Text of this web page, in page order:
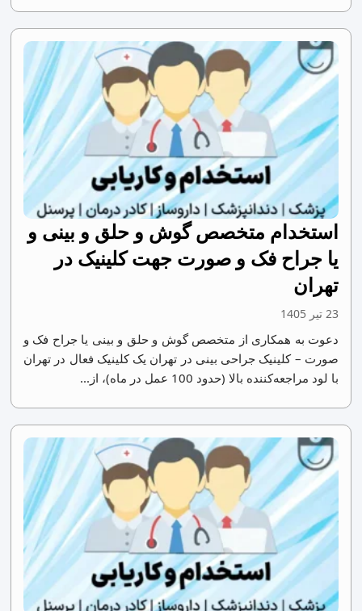
استخدام متخصص گوش و حلق و بینی و
یا جراح فک و صورت جهت کلینیک در
تهران
23 تیر 1405
دعوت به همکاری از متخصص گوش و حلق و بینی یا جراح فک و
صورت – کلینیک جراحی بینی در تهران یک کلینیک فعال در تهران
با لود مراجعه‌کننده بالا (حدود 100 عمل در ماه)، از...